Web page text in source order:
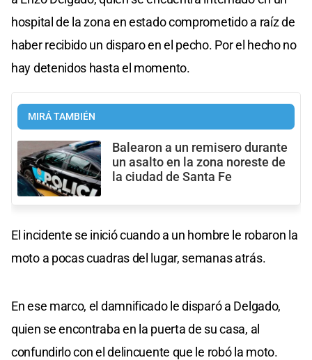
hospital de la zona en estado comprometido a raíz de
haber recibido un disparo en el pecho. Por el hecho no
hay detenidos hasta el momento.
MIRÁ TAMBIÉN
Balearon a un remisero durante
un asalto en la zona noreste de
la ciudad de Santa Fe
El incidente se inició cuando a un hombre le robaron la
moto a pocas cuadras del lugar, semanas atrás.
En ese marco, el damnificado le disparó a Delgado,
quien se encontraba en la puerta de su casa, al
confundirlo con el delincuente que le robó la moto.